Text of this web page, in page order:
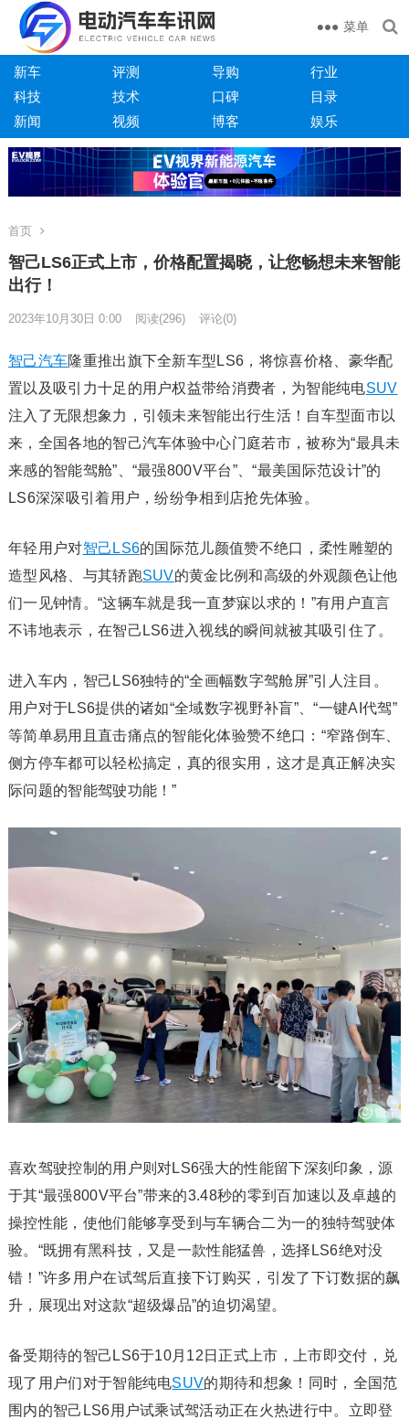
菜单
新车 评测 导购
行业
科技
技术 口碑
目录
新闻
视频 博客 娱乐
首页
智己LS6正式上市，价格配置揭晓，让您畅想未来智能
出行！
2023年10月30日 0:00 阅读(296) 评论(0)
智己汽车隆重推出旗下全新车型LS6，将惊喜价格、豪华配
置以及吸引力十足的用户权益带给消费者，为智能纯电SUV
注入了无限想象力，引领未来智能出行生活！自车型面市以
来，全国各地的智己汽车体验中心门庭若市，被称为“最具未
来感的智能驾舱”、“最强800V平台”、“最美国际范设计”的
LS6深深吸引着用户，纷纷争相到店抢先体验。
年轻用户对智己LS6的国际范儿颜值赞不绝口，柔性雕塑的
造型风格、与其轿跑SUV的黄金比例和高级的外观颜色让他
们一见钟情。“这辆车就是我一直梦寐以求的！”有用户直言
不讳地表示，在智己LS6进入视线的瞬间就被其吸引住了。
进入车内，智己LS6独特的“全画幅数字驾舱屏”引人注目。
用户对于LS6提供的诸如“全域数字视野补盲”、“一键AI代驾”
等简单易用且直击痛点的智能化体验赞不绝口：“窄路倒车、
侧方停车都可以轻松搞定，真的很实用，这才是真正解决实
际问题的智能驾驶功能！”
喜欢驾驶控制的用户则对LS6强大的性能留下深刻印象，源
于其“最强800V平台”带来的3.48秒的零到百加速以及卓越的
操控性能，使他们能够享受到与车辆合二为一的独特驾驶体
验。“既拥有黑科技，又是一款性能猛兽，选择LS6绝对没
错！”许多用户在试驾后直接下订购买，引发了下订数据的飙
升，展现出对这款“超级爆品”的迫切渴望。
备受期待的智己LS6于10月12日正式上市，上市即交付，兑
现了用户们对于智能纯电SUV的期待和想象！同时，全国范
围内的智己LS6用户试乘试驾活动正在火热进行中。立即登